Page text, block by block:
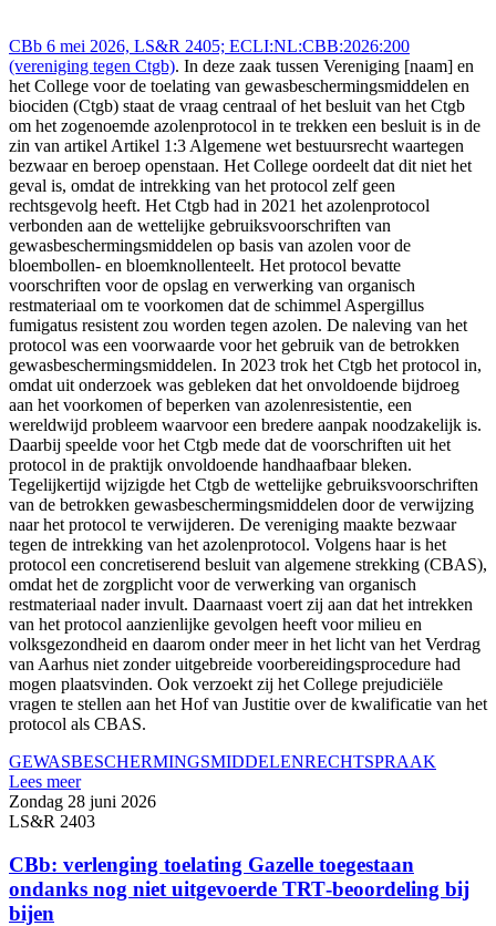
CBb 6 mei 2026, LS&R 2405; ECLI:NL:CBB:2026:200
(vereniging tegen Ctgb). In deze zaak tussen Vereniging [naam] en
het College voor de toelating van gewasbeschermingsmiddelen en
biociden (Ctgb) staat de vraag centraal of het besluit van het Ctgb
om het zogenoemde azolenprotocol in te trekken een besluit is in de
zin van artikel Artikel 1:3 Algemene wet bestuursrecht waartegen
bezwaar en beroep openstaan. Het College oordeelt dat dit niet het
geval is, omdat de intrekking van het protocol zelf geen
rechtsgevolg heeft. Het Ctgb had in 2021 het azolenprotocol
verbonden aan de wettelijke gebruiksvoorschriften van
gewasbeschermingsmiddelen op basis van azolen voor de
bloembollen- en bloemknollenteelt. Het protocol bevatte
voorschriften voor de opslag en verwerking van organisch
restmateriaal om te voorkomen dat de schimmel Aspergillus
fumigatus resistent zou worden tegen azolen. De naleving van het
protocol was een voorwaarde voor het gebruik van de betrokken
gewasbeschermingsmiddelen. In 2023 trok het Ctgb het protocol in,
omdat uit onderzoek was gebleken dat het onvoldoende bijdroeg
aan het voorkomen of beperken van azolenresistentie, een
wereldwijd probleem waarvoor een bredere aanpak noodzakelijk is.
Daarbij speelde voor het Ctgb mede dat de voorschriften uit het
protocol in de praktijk onvoldoende handhaafbaar bleken.
Tegelijkertijd wijzigde het Ctgb de wettelijke gebruiksvoorschriften
van de betrokken gewasbeschermingsmiddelen door de verwijzing
naar het protocol te verwijderen. De vereniging maakte bezwaar
tegen de intrekking van het azolenprotocol. Volgens haar is het
protocol een concretiserend besluit van algemene strekking (CBAS),
omdat het de zorgplicht voor de verwerking van organisch
restmateriaal nader invult. Daarnaast voert zij aan dat het intrekken
van het protocol aanzienlijke gevolgen heeft voor milieu en
volksgezondheid en daarom onder meer in het licht van het Verdrag
van Aarhus niet zonder uitgebreide voorbereidingsprocedure had
mogen plaatsvinden. Ook verzoekt zij het College prejudiciële
vragen te stellen aan het Hof van Justitie over de kwalificatie van het
protocol als CBAS.
GEWASBESCHERMINGSMIDDELENRECHTSPRAAK
Lees meer
Zondag 28 juni 2026
LS&R 2403
CBb: verlenging toelating Gazelle toegestaan
ondanks nog niet uitgevoerde TRT‑beoordeling bij
bijen